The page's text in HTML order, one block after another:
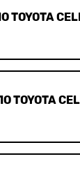
TOYOTA